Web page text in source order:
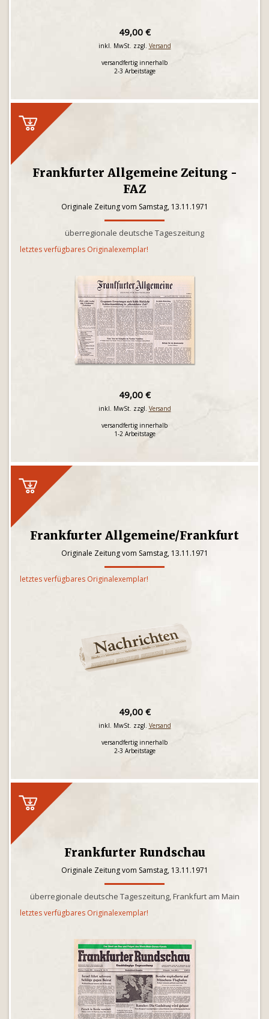
49,00 €
inkl. MwSt. zzgl. Versand
versandfertig innerhalb
2-3 Arbeitstage
Frankfurter Allgemeine Zeitung -
FAZ
Originale Zeitung vom Samstag, 13.11.1971
überregionale deutsche Tageszeitung
letztes verfügbares Originalexemplar!
49,00 €
inkl. MwSt. zzgl. Versand
versandfertig innerhalb
1-2 Arbeitstage
Frankfurter Allgemeine/Frankfurt
Originale Zeitung vom Samstag, 13.11.1971
letztes verfügbares Originalexemplar!
49,00 €
inkl. MwSt. zzgl. Versand
versandfertig innerhalb
2-3 Arbeitstage
Frankfurter Rundschau
Originale Zeitung vom Samstag, 13.11.1971
überregionale deutsche Tageszeitung, Frankfurt am Main
letztes verfügbares Originalexemplar!